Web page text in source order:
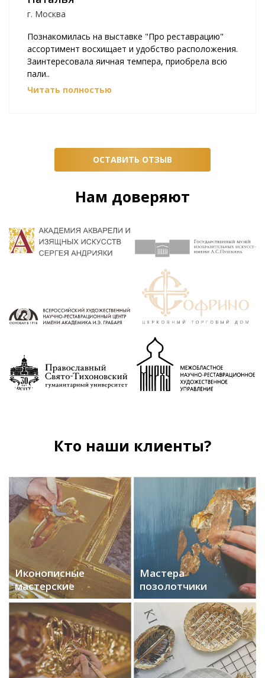
г. Москва
Познакомилась на выставке "Про реставрацию"
ассортимент восхищает и удобство расположения.
Заинтересовала яичная темпера, приобрела всю
пали..
Читать полностью
ОСТАВИТЬ ОТЗЫВ
Нам доверяют
Кто наши клиенты?
Иконописные
мастерские
Мастера
позолотчики